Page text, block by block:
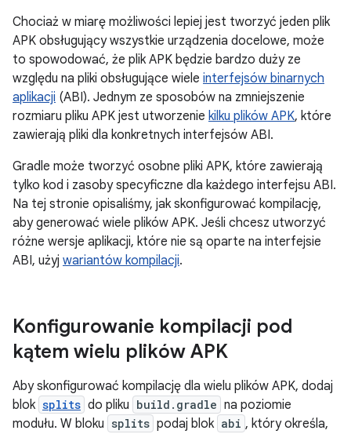
Chociaż w miarę możliwości lepiej jest tworzyć jeden plik
APK obsługujący wszystkie urządzenia docelowe, może
to spowodować, że plik APK będzie bardzo duży ze
względu na pliki obsługujące wiele interfejsów binarnych
aplikacji (ABI). Jednym ze sposobów na zmniejszenie
rozmiaru pliku APK jest utworzenie kilku plików APK, które
zawierają pliki dla konkretnych interfejsów ABI.
Gradle może tworzyć osobne pliki APK, które zawierają
tylko kod i zasoby specyficzne dla każdego interfejsu ABI.
Na tej stronie opisaliśmy, jak skonfigurować kompilację,
aby generować wiele plików APK. Jeśli chcesz utworzyć
różne wersje aplikacji, które nie są oparte na interfejsie
ABI, użyj wariantów kompilacji.
Konfigurowanie kompilacji pod
kątem wielu plików APK
Aby skonfigurować kompilację dla wielu plików APK, dodaj
blok splits do pliku build.gradle na poziomie
modułu. W bloku splits podaj blok abi , który określa,